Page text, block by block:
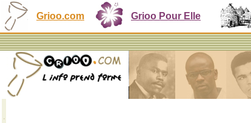
Grioo.com Grioo Pour Elle